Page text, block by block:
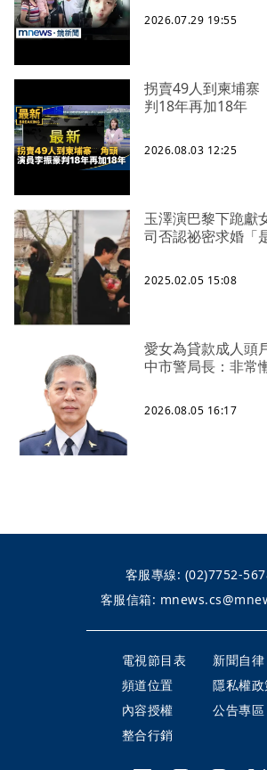
2026.07.29 19:55
拐賣49人到柬埔
判18年再加18年
2026.08.03 12:25
玉澤演巴黎下跪
司否認祕密求婚「
2025.02.05 15:08
愛女為貸款成人
中市警局長：非常
2026.08.05 16:17
客服專線: (02)7752-
客服信箱:
電視節目表
新聞自律
頻道位置
隱私權政
內容授權
公告專區
整合行銷